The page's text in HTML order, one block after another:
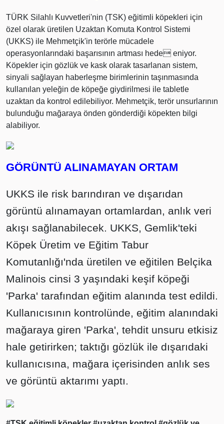
TÜRK Silahlı Kuvvetleri'nin (TSK) eğitimli köpekleri için
özel olarak üretilen Uzaktan Komuta Kontrol Sistemi
(UKKS) ile Mehmetçik'in terörle mücadele
operasyonlarındaki başarısının artması hede eniyor.
Köpekler için gözlük ve kask olarak tasarlanan sistem,
sinyali sağlayan haberleşme birimlerinin taşınmasında
kullanılan yeleğin de köpeğe giydirilmesi ile tabletle
uzaktan da kontrol edilebiliyor. Mehmetçik, terör unsurlarının
bulunduğu mağaraya önden gönderdiği köpekten bilgi
alabiliyor.
GÖRÜNTÜ ALINAMAYAN ORTAM
UKKS ile risk barındıran ve dışarıdan
görüntü alınamayan ortamlardan, anlık veri
akışı sağlanabilecek. UKKS, Gemlik'teki
Köpek Üretim ve Eğitim Tabur
Komutanlığı'nda üretilen ve eğitilen Belçika
Malinois cinsi 3 yaşındaki keşif köpeği
'Parka' tarafından eğitim alanında test edildi.
Kullanıcısının kontrolünde, eğitim alanındaki
mağaraya giren 'Parka', tehdit unsuru etkisiz
hale getirirken; taktığı gözlük ile dışarıdaki
kullanıcısına, mağara içerisinden anlık ses
ve görüntü aktarımı yaptı.